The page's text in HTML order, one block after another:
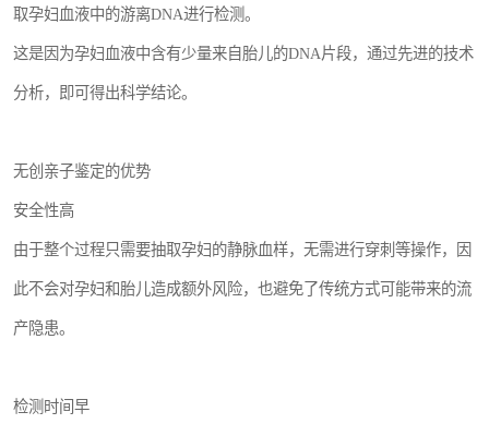
取孕妇血液中的游离DNA进行检测。
这是因为孕妇血液中含有少量来自胎儿的DNA片段，通过先进的技术
分析，即可得出科学结论。
无创亲子鉴定的优势
安全性高
由于整个过程只需要抽取孕妇的静脉血样，无需进行穿刺等操作，因
此不会对孕妇和胎儿造成额外风险，也避免了传统方式可能带来的流
产隐患。
检测时间早